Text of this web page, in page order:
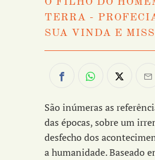
O FILHO DO
TERRA -
SUA VINDA E
São inúmeras as
das épocas, sobre um
desfecho dos
a humanidade. Baseado